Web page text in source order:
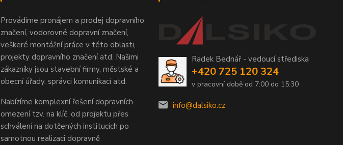
Provádíme pronájem a prodej dopravního
značení, vodorovné dopravní značení,
veškeré montážní práce v této oblasti,
projekty dopravního značení atd. Našimi
zákazníky jsou stavební firmy, městské a
obecní úřady, správci komunikací atd.
Nabízíme komplexní řešení dopravních
omezení tzv. na klíč, od projektu přes
schválení na dotčených institucích po
samotnou realizaci dopravně
Radek Bednář - vedoucí střediska
+420 725 120 324
v pracovní době od 7:00 do 15:30
info@dalsiko.cz